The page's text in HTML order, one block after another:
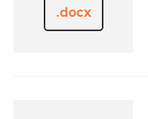
.docx